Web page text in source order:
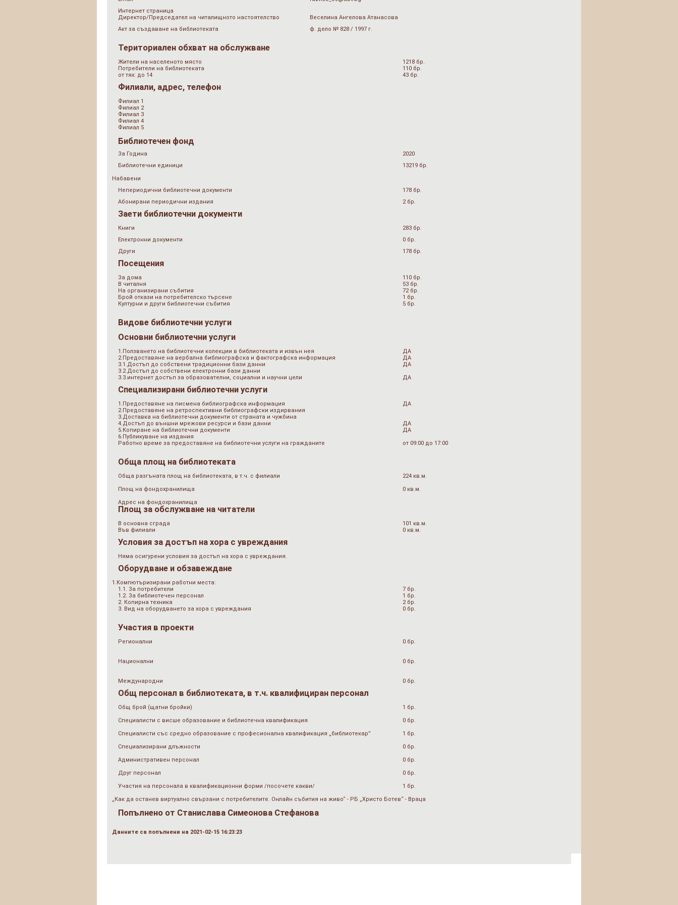
Интернет страница
Директор/Председател на читалищното настоятелство
Веселина Ангелова Атанасова
Акт за създаване на библиотеката
ф. дело № 828 / 1997 г.
Териториален обхват на обслужване
Жители на населеното място
1218 бр.
Потребители на библиотеката
110 бр.
от тях: до 14
43 бр.
Филиали, адрес, телефон
Филиал 1
Филиал 2
Филиал 3
Филиал 4
Филиал 5
Библиотечен фонд
За Година
2020
Библиотечни единици
13219 бр.
Набавени
Непериодични библиотечни документи
178 бр.
Абонирани периодични издания
2 бр.
Заети библиотечни документи
Книги
283 бр.
Електронни документи
0 бр.
Други
178 бр.
Посещения
За дома
110 бр.
В читалня
53 бр.
На организирани събития
72 бр.
Брой откази на потребителско търсене
1 бр.
Културни и други библиотечни събития
5 бр.
Видове библиотечни услуги
Основни библиотечни услуги
1.Ползването на библиотечни колекции в библиотеката и извън нея
ДА
2.Предоставяне на вербална библиографска и фактографска информация
ДА
3.1.Достъп до собствени традиционни бази данни
ДА
3.2.Достъп до собствени електронни бази данни
3.3.интернет достъп за образователни, социални и научни цели
ДА
Специализирани библиотечни услуги
1.Предоставяне на писмена библиографска информация
ДА
2.Предоставяне на ретроспективни библиографски издирвания
3.Доставка на библиотечни документи от страната и чужбина
4.Достъп до външни мрежови ресурси и бази данни
ДА
5.Копиране на библиотечни документи
ДА
6.Публикуване на издания
Работно време за предоставяне на библиотечни услуги на гражданите
от 09:00 до 17:00
Обща площ на библиотеката
Обща разгъната площ на библиотеката, в т.ч. с филиали
224 кв.м.
Площ на фондохранилища
0 кв.м.
Адрес на фондохранилища
Площ за обслужване на читатели
В основна сграда
101 кв.м.
Във филиали
0 кв.м.
Условия за достъп на хора с увреждания
Няма осигурени условия за достъп на хора с увреждания.
Оборудване и обзавеждане
1.Компютъризирани работни места:
1.1. За потребители
7 бр.
1.2. За библиотечен персонал
1 бр.
2. Копирна техника
2 бр.
3. Вид на оборудването за хора с увреждания
0 бр.
Участия в проекти
Регионални 0 бр.
Национални 0 бр.
Международни 0 бр.
Общ персонал в библиотеката, в т.ч. квалифициран персонал
Общ брой (щатни бройки)
1 бр.
Специалисти с висше образование и библиотечна квалификация
0 бр.
Специалисти със средно образование с професионална квалификация „библиотекар”
1 бр.
Специализирани длъжности
0 бр.
Административен персонал
0 бр.
Друг персонал
0 бр.
Участия на персонала в квалификационни форми /посочете какви/
1 бр.
„Как да останев виртуално свързани с потребителите. Онлайн събития на живо“ - РБ „Христо Ботев“ - Враца
Попълнено от Станислава Симеонова Стефанова
Данните са попълнени на 2021-02-15 16:23:23